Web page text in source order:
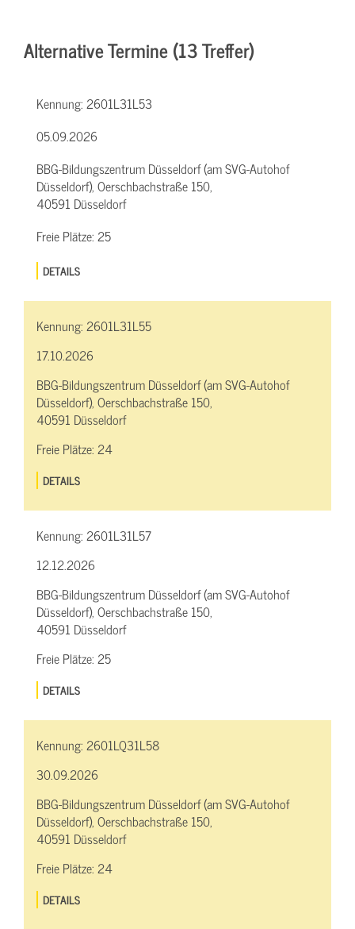
Alternative Termine (13 Treffer)
Kennung:2601L31L53
05.09.2026
BBG-Bildungszentrum Düsseldorf (am SVG-Autohof
Düsseldorf), Oerschbachstraße 150,
40591 Düsseldorf
Freie Plätze:25
DETAILS
Kennung:2601L31L55
17.10.2026
BBG-Bildungszentrum Düsseldorf (am SVG-Autohof
Düsseldorf), Oerschbachstraße 150,
40591 Düsseldorf
Freie Plätze:24
DETAILS
Kennung:2601L31L57
12.12.2026
BBG-Bildungszentrum Düsseldorf (am SVG-Autohof
Düsseldorf), Oerschbachstraße 150,
40591 Düsseldorf
Freie Plätze:25
DETAILS
Kennung:2601LQ31L58
30.09.2026
BBG-Bildungszentrum Düsseldorf (am SVG-Autohof
Düsseldorf), Oerschbachstraße 150,
40591 Düsseldorf
Freie Plätze:24
DETAILS